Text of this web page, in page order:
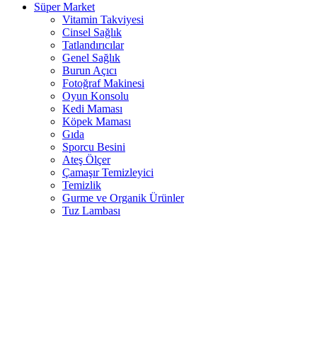
Süper Market
Vitamin Takviyesi
Cinsel Sağlık
Tatlandırıcılar
Genel Sağlık
Burun Açıcı
Fotoğraf Makinesi
Oyun Konsolu
Kedi Maması
Köpek Maması
Gıda
Sporcu Besini
Ateş Ölçer
Çamaşır Temizleyici
Temizlik
Gurme ve Organik Ürünler
Tuz Lambası